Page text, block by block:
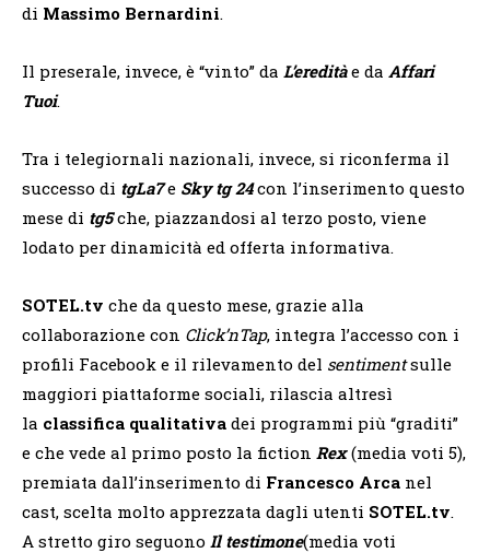
di Massimo Bernardini.
Il preserale, invece, è “vinto” da L’ereditàe da Affari
Tuoi.
Tra i telegiornali nazionali, invece, si riconferma il
successo di tgLa7e Sky tg 24con l’inserimento questo
mese di tg5che, piazzandosi al terzo posto, viene
lodato per dinamicità ed offerta informativa.
SOTEL.tv che da questo mese, grazie alla
collaborazione con Click’nTap, integra l’accesso con i
profili Facebook e il rilevamento del sentimentsulle
maggiori piattaforme sociali, rilascia altresì
la classifica qualitativa dei programmi più “graditi”
e che vede al primo posto la fiction Rex(media voti 5),
premiata dall’inserimento di Francesco Arca nel
cast, scelta molto apprezzata dagli utenti SOTEL.tv.
A stretto giro seguono Il testimone(media voti